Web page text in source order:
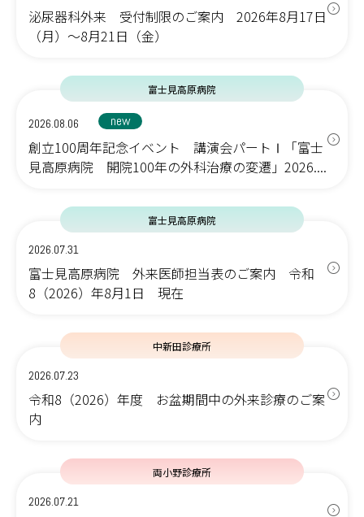
泌尿器科外来 受付制限のご案内 2026年8月17日
（月）～8月21日（金）
富士見高原病院
2026.08.06 new
創立100周年記念イベント 講演会パートⅠ「富士
見高原病院 開院100年の外科治療の変遷」2026....
富士見高原病院
2026.07.31
富士見高原病院 外来医師担当表のご案内 令和
8（2026）年8月1日 現在
中新田診療所
2026.07.23
令和8（2026）年度 お盆期間中の外来診療のご案
内
両小野診療所
2026.07.21